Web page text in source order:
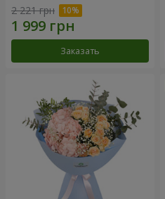
2 221 грн
Заказать